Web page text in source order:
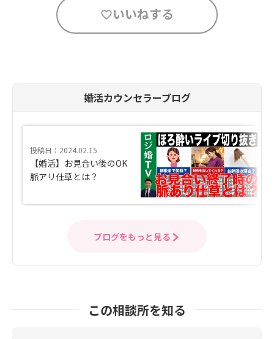
いいねする
婚活カウンセラーブログ
投稿日：2024.02.15
【婚活】お見合い後のOK
脈アリ仕草とは？
ブログをもっと見る
この相談所を知る